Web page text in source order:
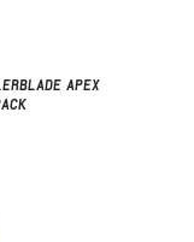
APEX